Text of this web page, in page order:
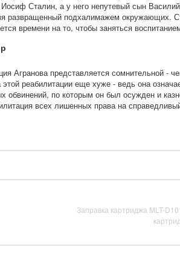
Сталин, а у него непутевый сын
развращенный подхалимажем окружающих.
времени на то, чтобы заняться
Агранова представляется сомнительной -
реабилитации еще хуже - ведь она
обвинений, по которым он был осужден и
всех лишенных права на
Заправка картриджа MLT-